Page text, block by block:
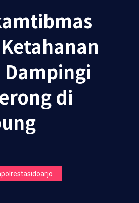
Dampingi
di